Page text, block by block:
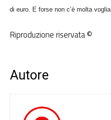
di euro. E forse non c’è molta
Riproduzione riservata ©
Autore